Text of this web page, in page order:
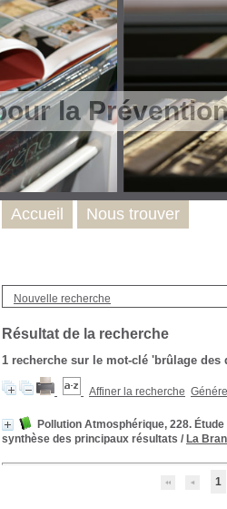
la
Nouvelle recherche
Résultat de la recherche
1 recherche sur le mot-clé 'brûlage des
Affiner la recherche
Pollution Atmosphérique, 228.
synthèse des principaux résultats / La
1
Accueil Nous trouver